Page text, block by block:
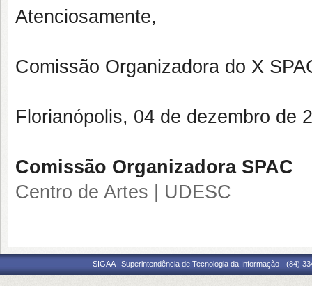
Atenciosamente,
Comissão Organizadora do X
Florianópolis, 04 de dezembro de
Comissão Organizadora SPAC
Centro de Artes | UDESC
SIGAA | Superintendência de Tecnologia da Informação - (84)